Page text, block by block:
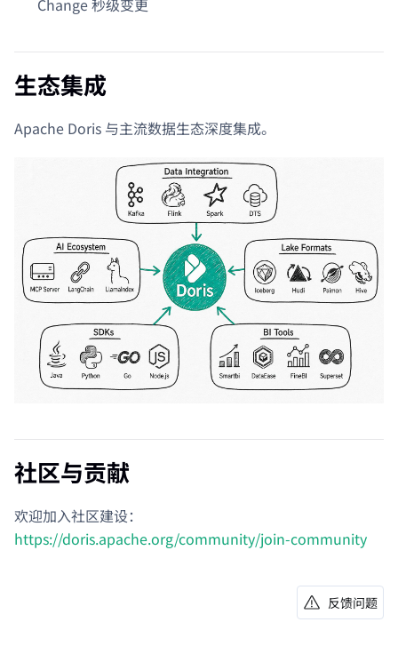
生态集成
Apache Doris 与主流数据生态深度集成。
社区与贡献
欢迎加入社区建设：
https://doris.apache.org/community/join-community
反馈问题